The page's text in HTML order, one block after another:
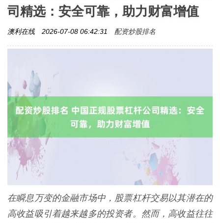
司精选：安全可靠，助力财富增值
澳利在线 2026-07-08 06:42:31 配资炒股排名
在瞬息万变的金融市场中，股票杠杆交易以其潜在的
高收益吸引着越来越多的投资者。然而，高收益往往